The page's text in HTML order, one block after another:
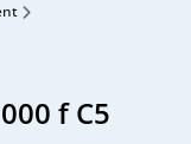
f C5